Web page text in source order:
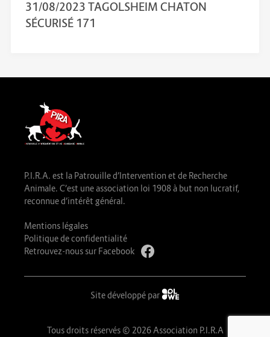
31/08/2023 TAGOLSHEIM CHATON
SÉCURISÉ 171
P.I.R.A. est la Patrouille d’Intervention et de Recherche
Animale. C’est une association loi 1908 à but non lucratif,
reconnue d’intérêt général.
Mentions légales
Politique de confidentialité
Retrouvez-nous sur Facebook
Site développé par
Tous droits réservés © 2026 Association P.I.R.A